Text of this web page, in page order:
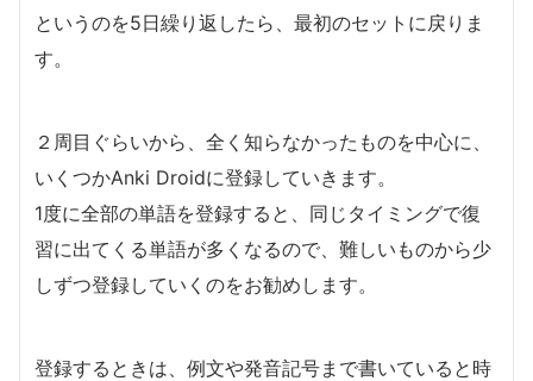
というのを5日繰り返したら、最初のセットに戻りま
す。
２周目ぐらいから、全く知らなかったものを中心に、
いくつかAnki Droidに登録していきます。
1度に全部の単語を登録すると、同じタイミングで復
習に出てくる単語が多くなるので、難しいものから少
しずつ登録していくのをお勧めします。
登録するときは、例文や発音記号まで書いていると時